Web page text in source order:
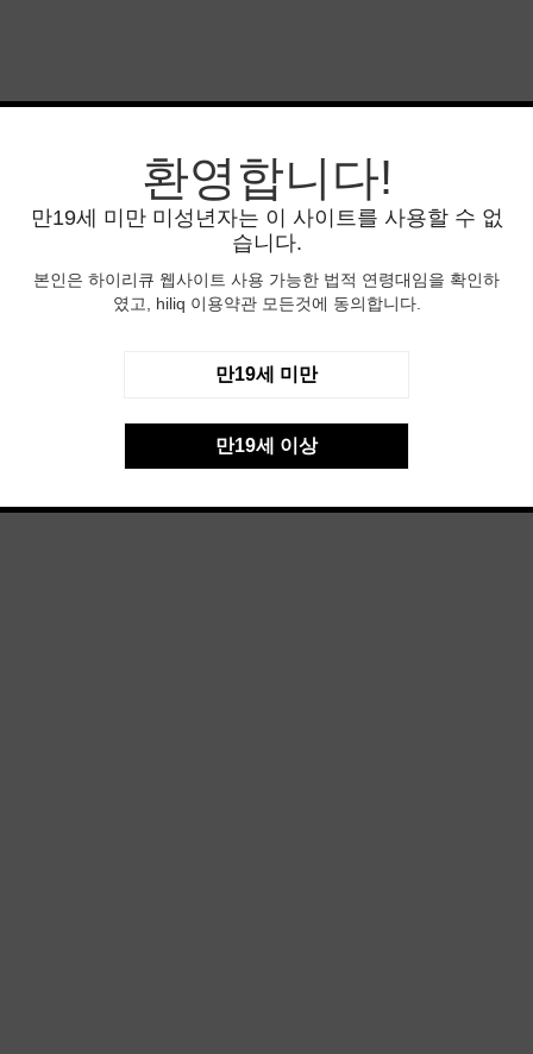
환영합니다!
만19세 미만 미성년자는 이 사이트를 사용할 수 없
습니다.
본인은 하이리큐 웹사이트 사용 가능한 법적 연령대임을 확인하
였고, hiliq 이용약관 모든것에 동의합니다.
만19세 미만
만19세 이상